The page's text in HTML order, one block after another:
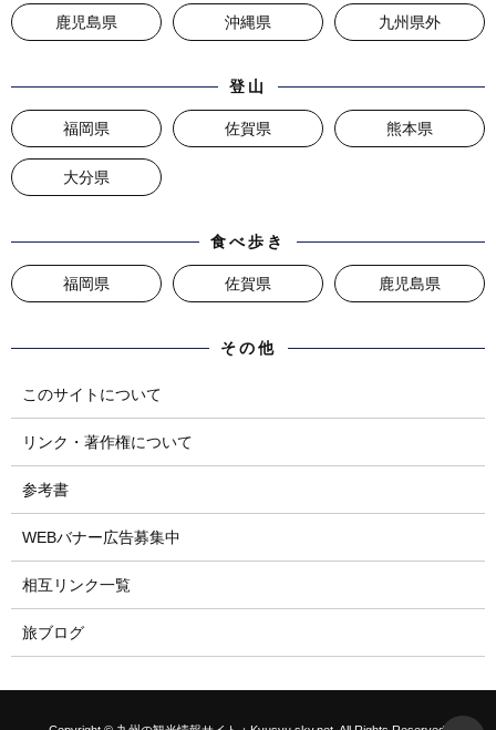
鹿児島県 沖縄県 九州県外
登山
福岡県 佐賀県 熊本県
大分県
食べ歩き
福岡県 佐賀県 鹿児島県
その他
このサイトについて
リンク・著作権について
参考書
WEBバナー広告募集中
相互リンク一覧
旅ブログ